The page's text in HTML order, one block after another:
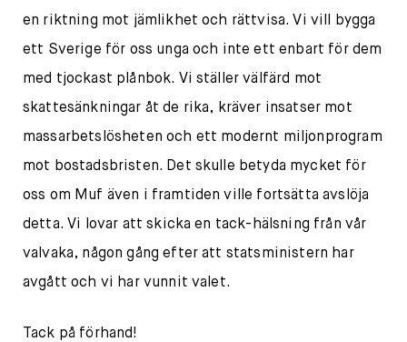
en riktning mot jämlikhet och rättvisa. Vi vill bygga
ett Sverige för oss unga och inte ett enbart för dem
med tjockast plånbok. Vi ställer välfärd mot
skattesänkningar åt de rika, kräver insatser mot
massarbetslösheten och ett modernt miljonprogram
mot bostadsbristen. Det skulle betyda mycket för
oss om Muf även i framtiden ville fortsätta avslöja
detta. Vi lovar att skicka en tack-hälsning från vår
valvaka, någon gång efter att statsministern har
avgått och vi har vunnit valet.
Tack på förhand!